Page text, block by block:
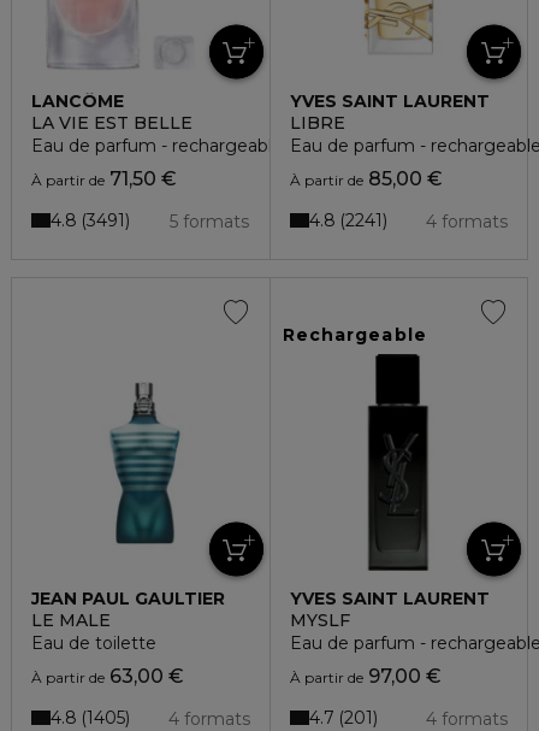
LANCÔME
LA VIE EST BELLE
Eau de parfum - rechargeable
À partir de 71,50 €
5 formats
4.8 3491
YVES SAINT LAURENT
LIBRE
Eau de parfum -
À partir de85,00 €
4 formats
4.8 2241
JEAN PAUL GAULTIER
LE MALE
Eau de toilette
À partir de 63,00 €
4 formats
4.8 1405
Rechargeable
YVES SAINT LAURENT
MYSLF
Eau de parfum -
À partir de97,00 €
4 formats
4.7 201